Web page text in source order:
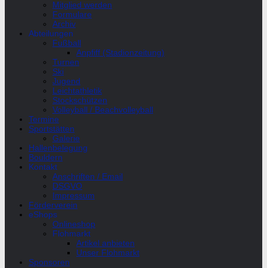
Mitglied werden
Formulare
Archiv
Abteilungen
Fußball
Anpfiff (Stadionzeitung)
Turnen
Ski
Jugend
Leichtathletik
Stockschützen
Volleyball / Beachvolleyball
Termine
Sportstätten
Galerie
Hallenbelegung
Bouldern
Kontakt
Anschriften / Email
DSGVO
Impressum
Förderverein
eShops
Onlineshop
Flohmarkt
Artikel anbieten
Unser Flohmarkt
Sponsoren